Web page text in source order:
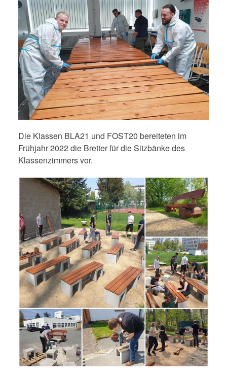
Die Klassen BLA21 und FOST20 bereiteten im
Frühjahr 2022 die Bretter für die Sitzbänke des
Klassenzimmers vor.